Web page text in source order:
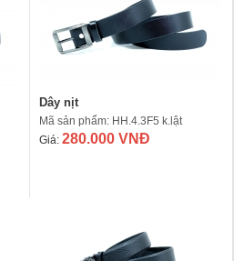
Dây nịt
Mã sản phẩm: HH.4.3F5 k.lật
Giá: 280.000 VNĐ